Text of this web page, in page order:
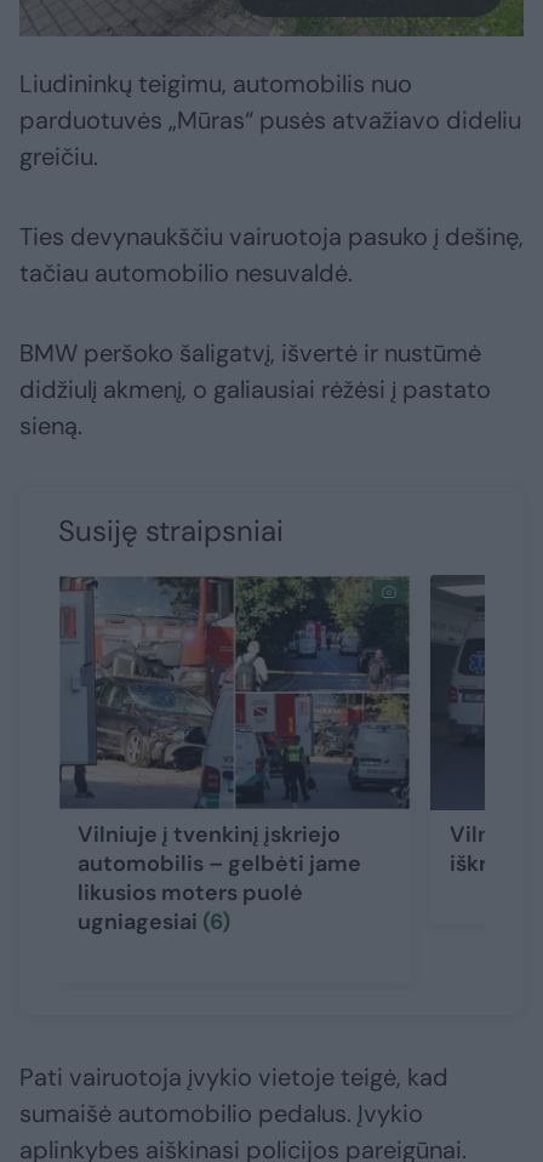
Liudininkų teigimu, automobilis nuo
parduotuvės „Mūras“ pusės atvažiavo dideliu
greičiu.
Ties devynaukščiu vairuotoja pasuko į dešinę,
tačiau automobilio nesuvaldė.
BMW peršoko šaligatvį, išvertė ir nustūmė
didžiulį akmenį, o galiausiai rėžėsi į pastato
sieną.
Susiję straipsniai
Vilniuje į tvenkinį įskriejo
automobilis – gelbėti jame
likusios moters puolė
ugniagesiai (6)
Vilniaus
iškrito
Pati vairuotoja įvykio vietoje teigė, kad
sumaišė automobilio pedalus. Įvykio
aplinkybes aiškinasi policijos pareigūnai.